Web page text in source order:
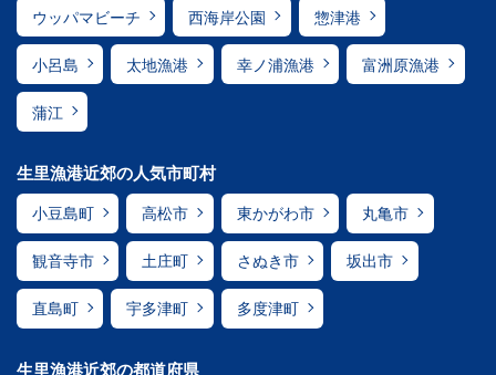
ウッパマビーチ 西海岸公園 惣津港
小呂島 太地漁港 幸ノ浦漁港 富洲原漁港
蒲江
生里漁港近郊の人気市町村
小豆島町 高松市 東かがわ市 丸亀市
観音寺市 土庄町 さぬき市 坂出市
直島町 宇多津町 多度津町
生里漁港近郊の都道府県